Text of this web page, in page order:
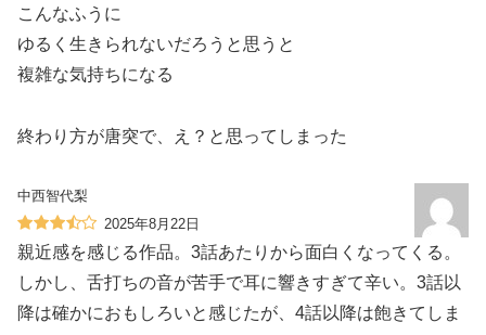
こんなふうに
ゆるく生きられないだろうと思うと
複雑な気持ちになる
終わり方が唐突で、え？と思ってしまった
中西智代梨
2025年8月22日
親近感を感じる作品。3話あたりから面白くなってくる。
しかし、舌打ちの音が苦手で耳に響きすぎて辛い。3話以
降は確かにおもしろいと感じたが、4話以降は飽きてしま